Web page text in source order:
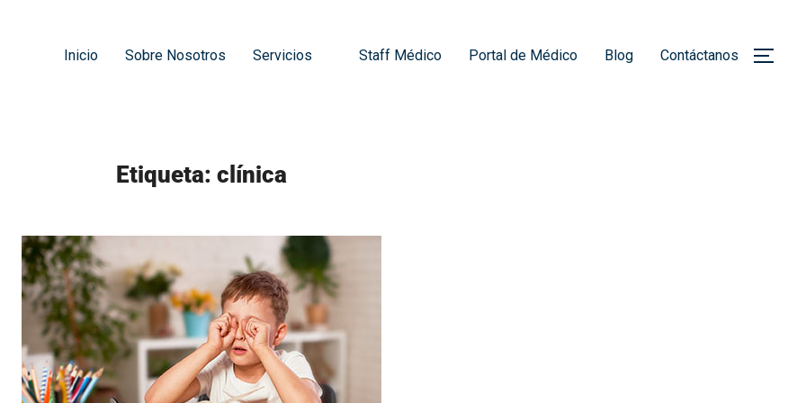
Inicio Sobre Nosotros Servicios Staff Médico Portal de Médico Blog Contáctanos
Etiqueta: clínica